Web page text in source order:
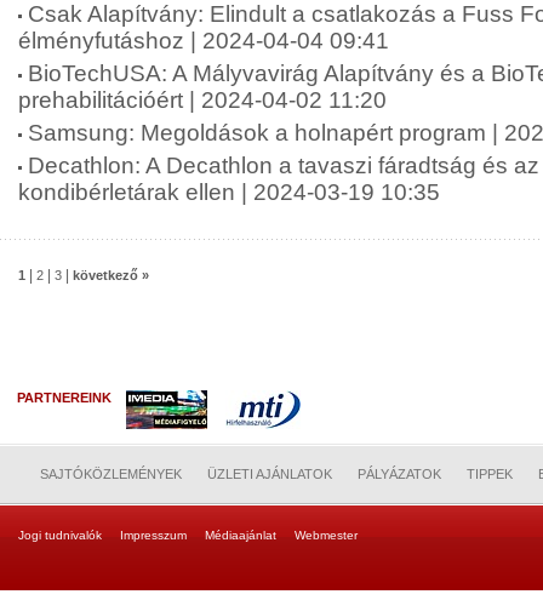
Csak Alapítvány: Elindult a csatlakozás a Fuss
élményfutáshoz | 2024-04-04 09:41
BioTechUSA: A Mályvavirág Alapítvány és a
prehabilitációért | 2024-04-02 11:20
Samsung: Megoldások a holnapért program |
Decathlon: A Decathlon a tavaszi fáradtság és
kondibérletárak ellen | 2024-03-19 10:35
1 2 3 következő »
PARTNEREINK
SAJTÓKÖZLEMÉNYEK ÜZLETI AJÁNLATOK PÁLYÁZATOK TIPPEK
Jogi tudnivalók Impresszum Médiaajánlat Webmester